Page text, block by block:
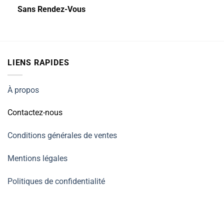
Sans Rendez-Vous
LIENS RAPIDES
À propos
Contactez-nous
Conditions générales de ventes
Mentions légales
Politiques de confidentialité